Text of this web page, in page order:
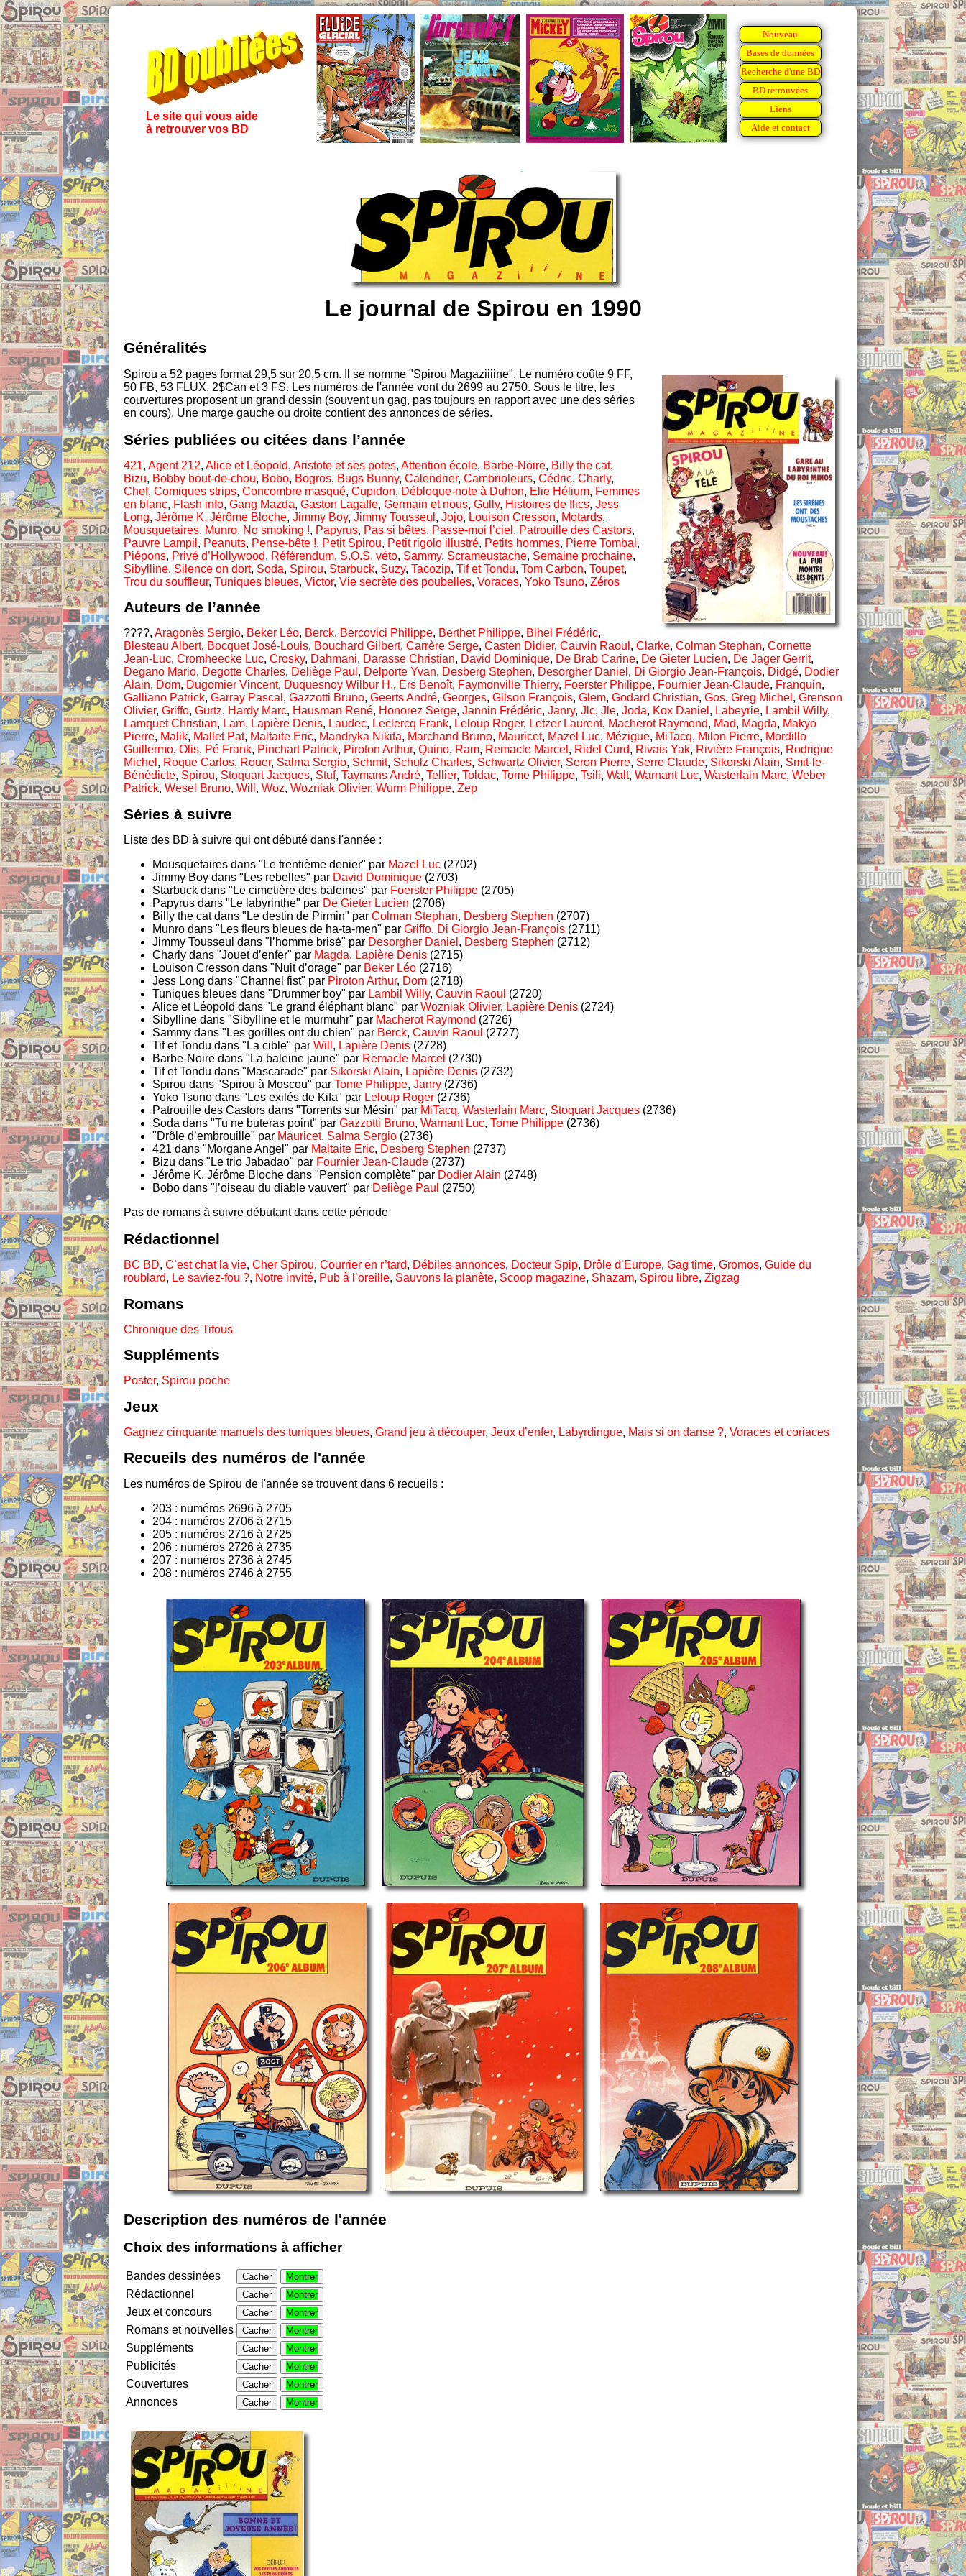
Le site qui vous aide
à retrouver vos BD
Nouveau
Bases de données
Recherche d'une BD
BD retrouvées
Liens
Aide et contact
Le journal de Spirou en 1990
Généralités
Spirou a 52 pages format 29,5 sur 20,5 cm. Il se nomme "Spirou Magaziiiine". Le numéro coûte 9 FF,
50 FB, 53 FLUX, 2$Can et 3 FS. Les numéros de l'année vont du 2699 au 2750. Sous le titre, les
couvertures proposent un grand dessin (souvent un gag, pas toujours en rapport avec une des séries
en cours). Une marge gauche ou droite contient des annonces de séries.
Séries publiées ou citées dans l’année
421, Agent 212, Alice et Léopold, Aristote et ses potes, Attention école, Barbe-Noire, Billy the cat,
Bizu, Bobby bout-de-chou, Bobo, Bogros, Bugs Bunny, Calendrier, Cambrioleurs, Cédric, Charly,
Chef, Comiques strips, Concombre masqué, Cupidon, Débloque-note à Duhon, Elie Hélium, Femmes
en blanc, Flash info, Gang Mazda, Gaston Lagaffe, Germain et nous, Gully, Histoires de flics, Jess
Long, Jérôme K. Jérôme Bloche, Jimmy Boy, Jimmy Tousseul , Jojo, Louison Cresson, Motards,
Mousquetaires, Munro, No smoking !, Papyrus, Pas si bêtes, Passe-moi l’ciel , Patrouille des Castors,
Pauvre Lampil , Peanuts, Pense-bête !, Petit Spirou, Petit rigolo illustré, Petits hommes, Pierre Tombal ,
Piépons, Privé d’Hollywood, Référendum, S.O.S. véto, Sammy, Scrameustache, Semaine prochaine,
Sibylline, Silence on dort, Soda, Spirou, Starbuck, Suzy, Tacozip, Tif et Tondu, Tom Carbon, Toupet,
Trou du souffleur, Tuniques bleues, Victor, Vie secrète des poubelles, Voraces, Yoko Tsuno, Zéros
Auteurs de l’année
????, Aragonès Sergio, Beker Léo, Berck, Bercovici Philippe, Berthet Philippe, Bihel Frédéric,
Blesteau Albert, Bocquet José-Louis, Bouchard Gilbert, Carrère Serge, Casten Didier, Cauvin Raoul , Clarke, Colman Stephan, Cornette
Jean-Luc, Cromheecke Luc, Crosky, Dahmani, Darasse Christian, David Dominique, De Brab Carine, De Gieter Lucien, De Jager Gerrit,
Degano Mario, Degotte Charles, Deliège Paul , Delporte Yvan, Desberg Stephen, Desorgher Daniel , Di Giorgio Jean-François, Didgé, Dodier
Alain, Dom, Dugomier Vincent, Duquesnoy Wilbur H., Ers Benoît, Faymonville Thierry, Foerster Philippe, Fournier Jean-Claude, Franquin,
Galliano Patrick, Garray Pascal , Gazzotti Bruno, Geerts André, Georges, Gilson François, Glem, Godard Christian, Gos, Greg Michel , Grenson
Olivier, Griffo, Gurtz, Hardy Marc, Hausman René, Honorez Serge, Jannin Frédéric, Janry, Jlc, Jle, Joda, Kox Daniel , Labeyrie, Lambil Willy,
Lamquet Christian, Lam, Lapière Denis, Laudec, Leclercq Frank, Leloup Roger, Letzer Laurent, Macherot Raymond, Mad, Magda, Makyo
Pierre, Malik, Mallet Pat, Maltaite Eric, Mandryka Nikita, Marchand Bruno, Mauricet, Mazel Luc, Mézigue, MiTacq, Milon Pierre, Mordillo
Guillermo, Olis, Pé Frank, Pinchart Patrick, Piroton Arthur, Quino, Ram, Remacle Marcel , Ridel Curd, Rivais Yak, Rivière François, Rodrigue
Michel , Roque Carlos, Rouer, Salma Sergio, Schmit, Schulz Charles, Schwartz Olivier, Seron Pierre, Serre Claude, Sikorski Alain, Smit-le-
Bénédicte, Spirou, Stoquart Jacques, Stuf, Taymans André, Tellier, Toldac, Tome Philippe, Tsili, Walt, Warnant Luc, Wasterlain Marc, Weber
Patrick, Wesel Bruno, Will , Woz, Wozniak Olivier, Wurm Philippe, Zep
Séries à suivre
Liste des BD à suivre qui ont débuté dans l'année :
Mousquetaires dans "Le trentième denier" par Mazel Luc (2702)
Jimmy Boy dans "Les rebelles" par David Dominique (2703)
Starbuck dans "Le cimetière des baleines" par Foerster Philippe (2705)
Papyrus dans "Le labyrinthe" par De Gieter Lucien (2706)
Billy the cat dans "Le destin de Pirmin" par Colman Stephan, Desberg Stephen (2707)
Munro dans "Les fleurs bleues de ha-ta-men" par Griffo, Di Giorgio Jean-François (2711)
Jimmy Tousseul dans "l’homme brisé" par Desorgher Daniel , Desberg Stephen (2712)
Charly dans "Jouet d’enfer" par Magda, Lapière Denis (2715)
Louison Cresson dans "Nuit d’orage" par Beker Léo (2716)
Jess Long dans "Channel fist" par Piroton Arthur, Dom (2718)
Tuniques bleues dans "Drummer boy" par Lambil Willy, Cauvin Raoul (2720)
Alice et Léopold dans "Le grand éléphant blanc" par Wozniak Olivier, Lapière Denis (2724)
Sibylline dans "Sibylline et le murmuhr" par Macherot Raymond (2726)
Sammy dans "Les gorilles ont du chien" par Berck, Cauvin Raoul (2727)
Tif et Tondu dans "La cible" par Will , Lapière Denis (2728)
Barbe-Noire dans "La baleine jaune" par Remacle Marcel (2730)
Tif et Tondu dans "Mascarade" par Sikorski Alain, Lapière Denis (2732)
Spirou dans "Spirou à Moscou" par Tome Philippe, Janry (2736)
Yoko Tsuno dans "Les exilés de Kifa" par Leloup Roger (2736)
Patrouille des Castors dans "Torrents sur Mésin" par MiTacq, Wasterlain Marc, Stoquart Jacques (2736)
Soda dans "Tu ne buteras point" par Gazzotti Bruno, Warnant Luc, Tome Philippe (2736)
"Drôle d’embrouille" par Mauricet, Salma Sergio (2736)
421 dans "Morgane Angel" par Maltaite Eric, Desberg Stephen (2737)
Bizu dans "Le trio Jabadao" par Fournier Jean-Claude (2737)
Jérôme K. Jérôme Bloche dans "Pension complète" par Dodier Alain (2748)
Bobo dans "l’oiseau du diable vauvert" par Deliège Paul (2750)
Pas de romans à suivre débutant dans cette période
Rédactionnel
BC BD, C’est chat la vie, Cher Spirou, Courrier en r’tard, Débiles annonces, Docteur Spip, Drôle d’Europe, Gag time, Gromos, Guide du
roublard, Le saviez-fou ?, Notre invité, Pub à l’oreille, Sauvons la planète, Scoop magazine, Shazam, Spirou libre, Zigzag
Romans
Chronique des Tifous
Suppléments
Poster, Spirou poche
Jeux
Gagnez cinquante manuels des tuniques bleues, Grand jeu à découper, Jeux d’enfer, Labyrdingue, Mais si on danse ?, Voraces et coriaces
Recueils des numéros de l'année
Les numéros de Spirou de l'année se trouvent dans 6 recueils :
203 : numéros 2696 à 2705
204 : numéros 2706 à 2715
205 : numéros 2716 à 2725
206 : numéros 2726 à 2735
207 : numéros 2736 à 2745
208 : numéros 2746 à 2755
Description des numéros de l'année
Choix des informations à afficher
Bandes dessinées Cacher Montrer
Rédactionnel Cacher Montrer
Jeux et concours Cacher Montrer
Romans et nouvelles Cacher Montrer
Suppléments Cacher Montrer
Publicités Cacher Montrer
Couvertures Cacher Montrer
Annonces Cacher Montrer